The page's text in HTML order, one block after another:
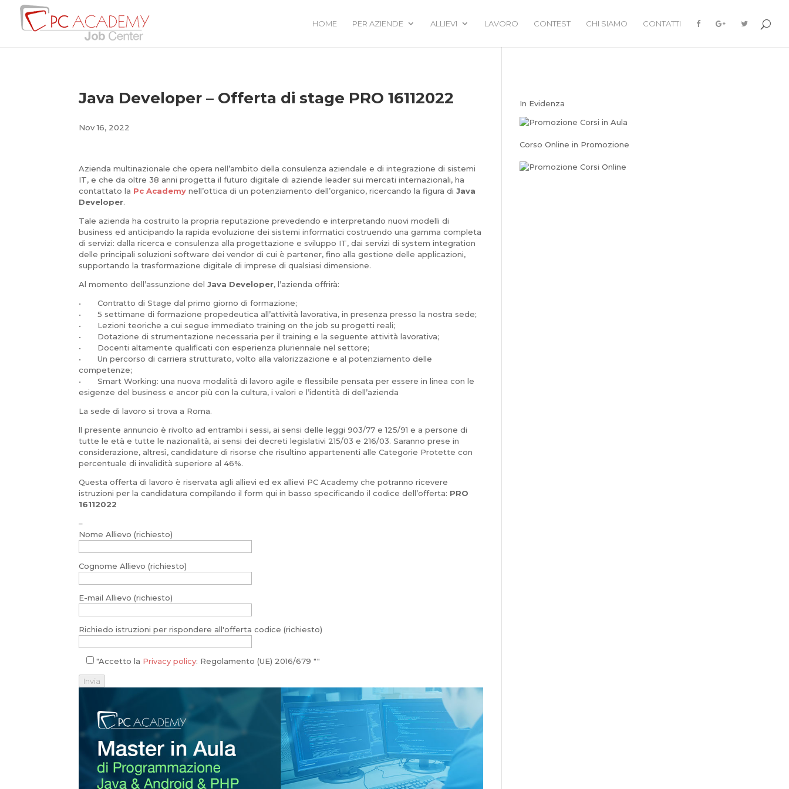
HOME PER AZIENDE ALLIEVI LAVORO CONTEST CHI SIAMO CONTATTI
Java Developer – Offerta di stage PRO 16112022
Nov 16, 2022
Azienda multinazionale che opera nell’ambito della consulenza aziendale e di integrazione di sistemi
IT, e che da oltre 38 anni progetta il futuro digitale di aziende leader sui mercati internazionali, ha
contattato la Pc Academy nell’ottica di un potenziamento dell’organico, ricercando la figura diJava
Developer.
Tale azienda ha costruito la propria reputazione prevedendo e interpretando nuovi modelli di
business ed anticipando la rapida evoluzione dei sistemi informatici costruendo una gamma completa
di servizi: dalla ricerca e consulenza alla progettazione e sviluppo IT, dai servizi di system integration
delle principali soluzioni software dei vendor di cui è partener, fino alla gestione delle applicazioni,
supportando la trasformazione digitale di imprese di qualsiasi dimensione.
Al momento dell’assunzione delJava Developer, l’azienda offrirà:
• Contratto di Stage dal primo giorno di formazione;
• 5 settimane di formazione propedeutica all’attività lavorativa, in presenza presso la nostra sede;
• Lezioni teoriche a cui segue immediato training on the job su progetti reali;
• Dotazione di strumentazione necessaria per il training e la seguente attività lavorativa;
• Docenti altamente qualificati con esperienza pluriennale nel settore;
• Un percorso di carriera strutturato, volto alla valorizzazione e al potenziamento delle
competenze;
• Smart Working: una nuova modalità di lavoro agile e flessibile pensata per essere in linea con le
esigenze del business e ancor più con la cultura, i valori e l’identità di dell’azienda
La sede di lavoro si trova a Roma.
ll presente annuncio è rivolto ad entrambi i sessi, ai sensi delle leggi 903/77 e 125/91 e a persone di
tutte le età e tutte le nazionalità, ai sensi dei decreti legislativi 215/03 e 216/03. Saranno prese in
considerazione, altresì, candidature di risorse che risultino appartenenti alle Categorie Protette con
percentuale di invalidità superiore al 46%.
Questa offerta di lavoro è riservata agli allievi ed ex allievi PC Academy che potranno ricevere
istruzioni per la candidatura compilando il form qui in basso specificando il codice dell’offerta: PRO
16112022
–
Nome Allievo (richiesto)
Cognome Allievo (richiesto)
E-mail Allievo (richiesto)
Richiedo istruzioni per rispondere all'offerta codice (richiesto)
"Accetto la Privacy policy: Regolamento (UE) 2016/679 ""
In Evidenza
Corso Online in Promozione